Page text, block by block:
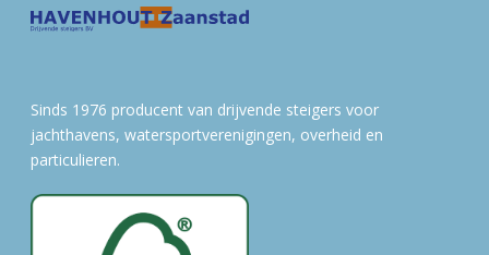
Sinds 1976 producent van drijvende steigers voor
jachthavens, watersportverenigingen, overheid en
particulieren.